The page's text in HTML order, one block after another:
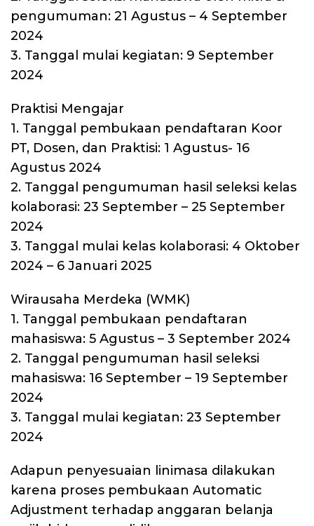
pengumuman: 21 Agustus – 4 September
2024
3. Tanggal mulai kegiatan: 9 September
2024
Praktisi Mengajar
1. Tanggal pembukaan pendaftaran Koor
PT, Dosen, dan Praktisi: 1 Agustus- 16
Agustus 2024
2. ⁠Tanggal pengumuman hasil seleksi kelas
kolaborasi: 23 September – 25 September
2024
3. Tanggal mulai kelas kolaborasi: 4 Oktober
2024 – 6 Januari 2025
Wirausaha Merdeka (WMK)
1. Tanggal pembukaan pendaftaran
mahasiswa: 5 Agustus – 3 September 2024⁠
2. Tanggal pengumuman hasil seleksi
mahasiswa: 16 September – 19 September
2024
3. Tanggal mulai kegiatan: 23 September
2024
Adapun penyesuaian linimasa dilakukan
karena proses pembukaan Automatic
Adjustment terhadap anggaran belanja